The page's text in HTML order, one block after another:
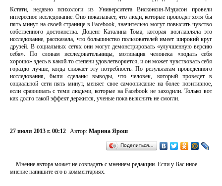
Кстати, недавно психологи из Университета Висконсин-Мэдисон провели
интересное исследование. Оно показывает, что люди, которые проводят хотя бы
пять минут на своей странице в Facebook, значительно могут повысить чувство
собственного достоинства. Доцент Каталина Тома, которая возглавляла это
исследование, рассказала, что большинство пользователей имеет широкий круг
друзей. В социальных сетях они могут демонстрировать «улучшенную версию
себя». По словам исследовательницы, мотивация человека «подать себя
хорошо» здесь в какой-то степени удовлетворяется, и он может чувствовать себя
гораздо лучше, когда снижает эту потребность. По результатам проведенного
исследования, были сделаны выводы, что человек, который проведет в
социальной сети пять минут, меняет свое самоописание на более позитивное,
если сравнивать с теми людьми, которые на Facebook не заходили. Только вот
как долго такой эффект держится, ученые пока выяснить не смогли.
27 июля 2013 г. 00:12 Автор: Марина Ярош
Поделиться…
Мнение автора может не совпадать с мнением редакции. Если у Вас иное
мнение напишите его в комментариях.